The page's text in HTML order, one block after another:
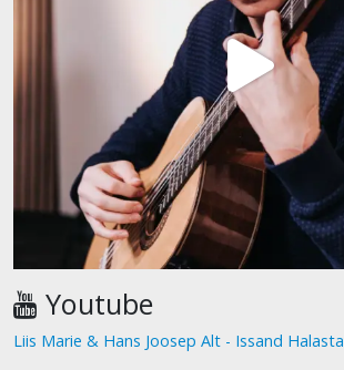
Youtube
Liis Marie & Hans Joosep Alt - Issand Halasta